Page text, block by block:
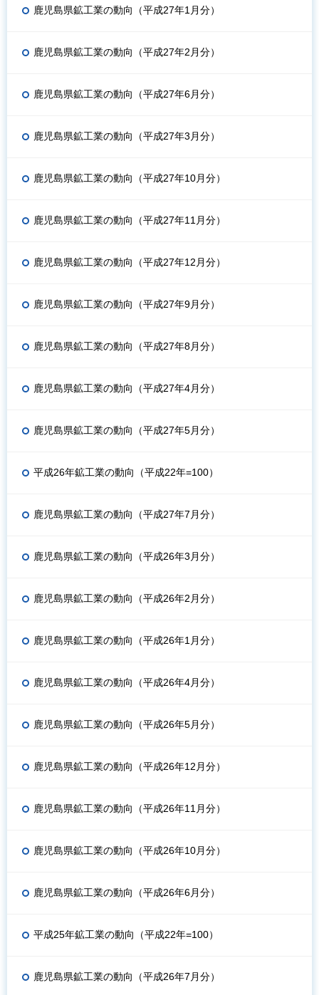
鹿児島県鉱工業の動向（平成27年1月分）
鹿児島県鉱工業の動向（平成27年2月分）
鹿児島県鉱工業の動向（平成27年6月分）
鹿児島県鉱工業の動向（平成27年3月分）
鹿児島県鉱工業の動向（平成27年10月分）
鹿児島県鉱工業の動向（平成27年11月分）
鹿児島県鉱工業の動向（平成27年12月分）
鹿児島県鉱工業の動向（平成27年9月分）
鹿児島県鉱工業の動向（平成27年8月分）
鹿児島県鉱工業の動向（平成27年4月分）
鹿児島県鉱工業の動向（平成27年5月分）
平成26年鉱工業の動向（平成22年=100）
鹿児島県鉱工業の動向（平成27年7月分）
鹿児島県鉱工業の動向（平成26年3月分）
鹿児島県鉱工業の動向（平成26年2月分）
鹿児島県鉱工業の動向（平成26年1月分）
鹿児島県鉱工業の動向（平成26年4月分）
鹿児島県鉱工業の動向（平成26年5月分）
鹿児島県鉱工業の動向（平成26年12月分）
鹿児島県鉱工業の動向（平成26年11月分）
鹿児島県鉱工業の動向（平成26年10月分）
鹿児島県鉱工業の動向（平成26年6月分）
平成25年鉱工業の動向（平成22年=100）
鹿児島県鉱工業の動向（平成26年7月分）